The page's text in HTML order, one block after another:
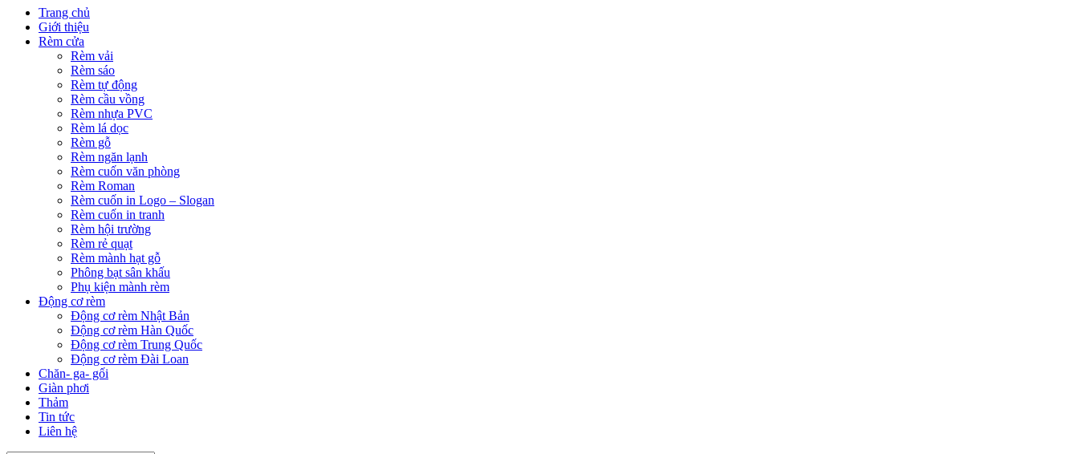
Trang chủ
Giới thiệu
Rèm cửa
Rèm vải
Rèm sáo
Rèm tự động
Rèm cầu vồng
Rèm nhựa PVC
Rèm lá dọc
Rèm gỗ
Rèm ngăn lạnh
Rèm cuốn văn phòng
Rèm Roman
Rèm cuốn in Logo – Slogan
Rèm cuốn in tranh
Rèm hội trường
Rèm rẻ quạt
Rèm mành hạt gỗ
Phông bạt sân khấu
Phụ kiện mành rèm
Động cơ rèm
Động cơ rèm Nhật Bản
Động cơ rèm Hàn Quốc
Động cơ rèm Trung Quốc
Động cơ rèm Đài Loan
Chăn- ga- gối
Giàn phơi
Thảm
Tin tức
Liên hệ